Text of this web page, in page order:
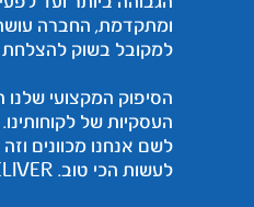
ומתקדמת, החברה
למקובל בשוק להצלחת
הסיפוק המקצועי שלנו
העסקיות של לקוחותינו.
לשם אנחנו מכוונים
לעשות הכי טוב. WE DELIVER